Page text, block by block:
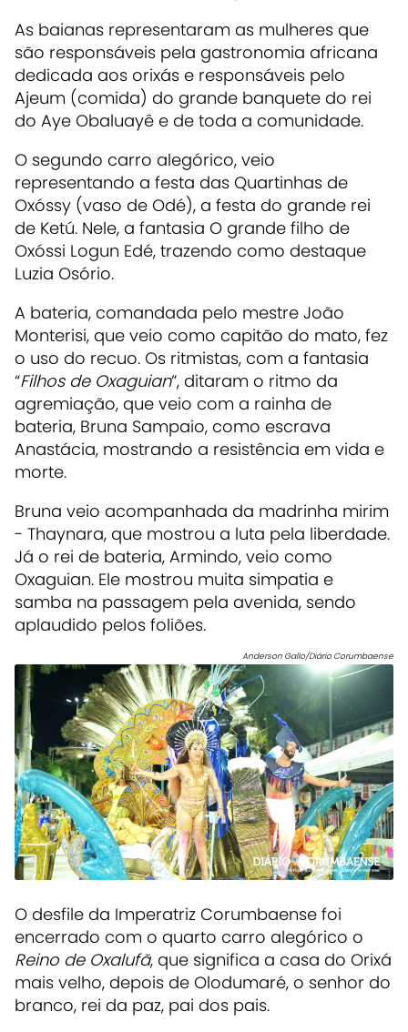
As baianas representaram as mulheres que
são responsáveis pela gastronomia africana
dedicada aos orixás e responsáveis pelo
Ajeum (comida) do grande banquete do rei
do Aye Obaluayê e de toda a comunidade.
O segundo carro alegórico, veio
representando a festa das Quartinhas de
Oxóssy (vaso de Odé), a festa do grande rei
de Ketú. Nele, a fantasia O grande filho de
Oxóssi Logun Edé, trazendo como destaque
Luzia Osório.
A bateria, comandada pelo mestre João
Monterisi, que veio como capitão do mato, fez
o uso do recuo. Os ritmistas, com a fantasia
“Filhos de Oxaguian”, ditaram o ritmo da
agremiação, que veio com a rainha de
bateria, Bruna Sampaio, como escrava
Anastácia, mostrando a resistência em vida e
morte.
Bruna veio acompanhada da madrinha mirim
- Thaynara, que mostrou a luta pela liberdade.
Já o rei de bateria, Armindo, veio como
Oxaguian. Ele mostrou muita simpatia e
samba na passagem pela avenida, sendo
aplaudido pelos foliões.
Anderson Gallo/Diário Corumbaense
O desfile da Imperatriz Corumbaense foi
encerrado com o quarto carro alegórico o
Reino de Oxalufã, que significa a casa do Orixá
mais velho, depois de Olodumaré, o senhor do
branco, rei da paz, pai dos pais.